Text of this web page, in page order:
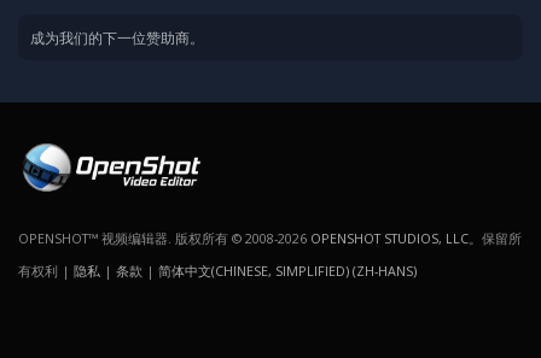
成为我们的下一位赞助商。
OPENSHOT™ 视频编辑器. 版权所有 © 2008-2026 OPENSHOT STUDIOS, LLC 。保留所
有权利 | 隐私 | 条款 | 简体中文(CHINESE, SIMPLIFIED) (ZH-HANS)